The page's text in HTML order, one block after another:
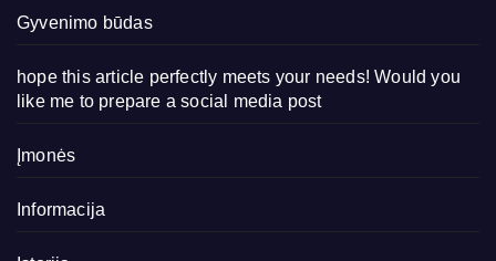
Gyvenimo būdas
hope this article perfectly meets your needs! Would you
like me to prepare a social media post
Įmonės
Informacija